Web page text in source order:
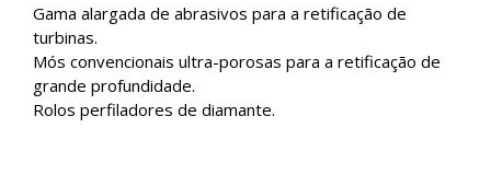
Gama alargada de abrasivos para a retificação de
turbinas.
Mós convencionais ultra-porosas para a retificação de
grande profundidade.
Rolos perfiladores de diamante.